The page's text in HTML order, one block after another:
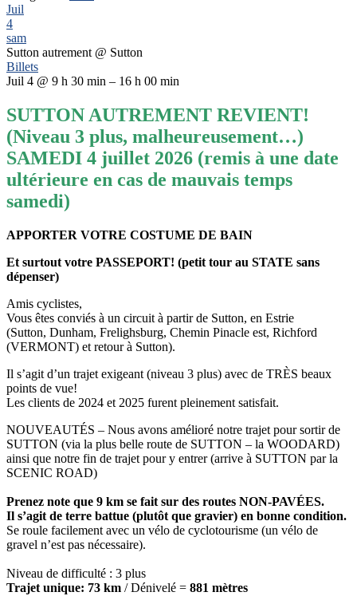
Juil
4
sam
Sutton autrement @ Sutton
Billets
Juil 4 @ 9 h 30 min – 16 h 00 min
SUTTON AUTREMENT REVIENT!
(Niveau 3 plus, malheureusement…)
SAMEDI 4 juillet 2026 (remis à une date
ultérieure en cas de mauvais temps
samedi)
APPORTER VOTRE COSTUME DE BAIN
Et surtout votre PASSEPORT! (petit tour au STATE sans
dépenser)
Amis cyclistes,
Vous êtes conviés à un circuit à partir de Sutton, en Estrie
(Sutton, Dunham, Frelighsburg, Chemin Pinacle est, Richford
(VERMONT) et retour à Sutton).
Il s’agit d’un trajet exigeant (niveau 3 plus) avec de TRÈS beaux
points de vue!
Les clients de 2024 et 2025 furent pleinement satisfait.
NOUVEAUTÉS – Nous avons amélioré notre trajet pour sortir de
SUTTON (via la plus belle route de SUTTON – la WOODARD)
ainsi que notre fin de trajet pour y entrer (arrive à SUTTON par la
SCENIC ROAD)
Prenez note que 9 km se fait sur des routes NON-PAVÉES.
Il s’agit de terre battue (plutôt que gravier) en bonne condition.
Se roule facilement avec un vélo de cyclotourisme (un vélo de
gravel n’est pas nécessaire).
Niveau de difficulté : 3 plus
Trajet unique: 73 km / Dénivelé = 881 mètres